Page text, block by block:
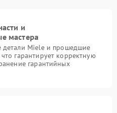
и
мастера
детали Miele и прошедшие
гарантирует корректную
гарантийных